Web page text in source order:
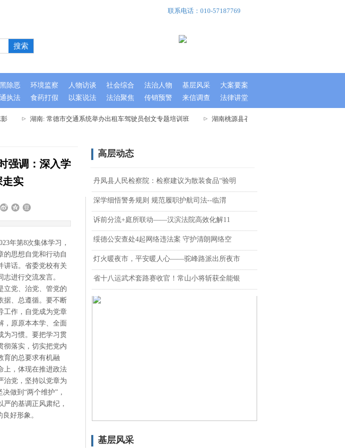
湖南: 常德市交通系统举办出租车驾驶员创文专题培训班 湖南桃源县召开文明城市指数测评迎检工作大会
执法 食药打假 以案说法 法治聚焦 传销预警 来信调查 法律讲堂
联系电话：010-57187769
搜索
除恶 环境监察 人物访谈 社会综合 法治人物 基层风采 大案要案
高层动态
强调：深入学
走实
年第8次集体学习，
的思想自觉和行动自
讲话。省委党校有关
进行交流发言。
党、治党、管党的
据、总遵循。要不断
工作，自觉成为党章
，原原本本学、全面
为习惯。要把学习贯
彻落实，切实把党内
育的总要求有机融
上，体现在推进政法
治党，坚持以党章为
做到“两个维护”，
的基调正风肃纪，
好形象。
丹凤县人民检察院：检察建议为散装食品“验明
深学细悟警务规则 规范履职护航司法--临渭
诉前分流+庭所联动——汉滨法院高效化解11
绥德公安查处4起网络违法案 守护清朗网络空
灯火暖夜市，平安暖人心——驼峰路派出所夜市
省十八运武术套路赛收官！常山小将斩获全能银
基层风采